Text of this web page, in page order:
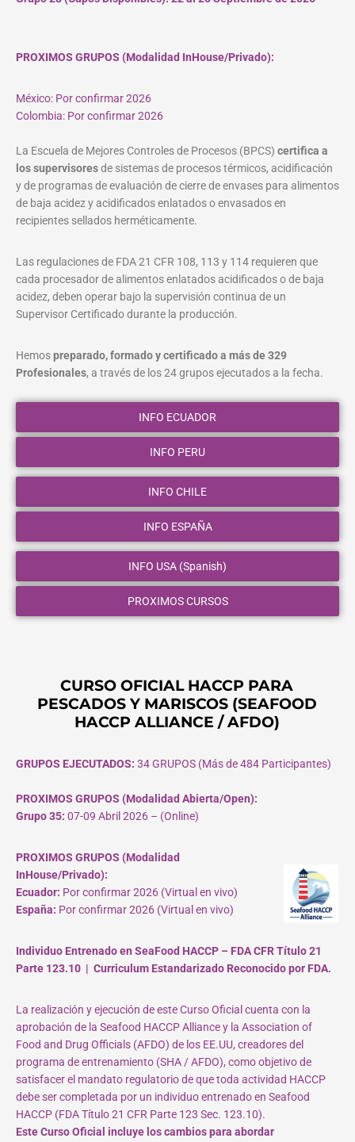
PROXIMOS GRUPOS (Modalidad InHouse/Privado):
México: Por confirmar 2026
Colombia: Por confirmar 2026
La Escuela de Mejores Controles de Procesos (BPCS) certifica a
los supervisoresde sistemas de procesos térmicos, acidificación
y de programas de evaluación de cierre de envases para alimentos
de baja acidez y acidificados enlatados o envasados en
recipientes sellados herméticamente.
Las regulaciones de FDA 21 CFR 108, 113 y 114 requieren que
cada procesador de alimentos enlatados acidificados o de baja
acidez, deben operar bajo la supervisión continua de un
Supervisor Certificado durante la producción.
Hemospreparado, formado y certificado a más de 329
Profesionales, a través de los 24 grupos ejecutados a la fecha.
INFO ECUADOR
INFO PERU
INFO CHILE
INFO ESPAÑA
INFO USA (Spanish)
PROXIMOS CURSOS
CURSO OFICIAL HACCP PARA
PESCADOS Y MARISCOS (SEAFOOD
HACCP ALLIANCE / AFDO)
GRUPOS EJECUTADOS: 34 GRUPOS (Más de 484 Participantes)
PROXIMOS GRUPOS (Modalidad Abierta/Open):
Grupo 35: 07-09 Abril 2026 – (Online)
PROXIMOS GRUPOS (Modalidad
InHouse/Privado):
Ecuador: Por confirmar 2026 (Virtual en vivo)
España: Por confirmar 2026 (Virtual en vivo)
Individuo Entrenado en SeaFood HACCP – FDA CFR Título 21
Parte 123.10 | Curriculum Estandarizado Reconocido por FDA.
La realización y ejecución de este Curso Oficial cuenta con la
aprobación de la Seafood HACCP Alliance y la Association of
Food and Drug Officials (AFDO) de los EE.UU, creadores del
programa de entrenamiento (SHA / AFDO), como objetivo de
satisfacer el mandato regulatorio de que toda actividad HACCP
debe ser completada por un individuo entrenado en Seafood
HACCP (FDA Título 21 CFR Parte 123 Sec. 123.10).
Este Curso Oficial incluye los cambios para abordar